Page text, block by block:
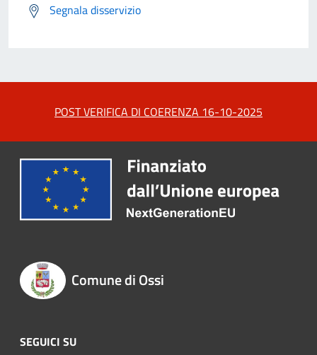
Segnala disservizio
POST VERIFICA DI COERENZA 16-10-2025
Comune di Ossi
SEGUICI SU